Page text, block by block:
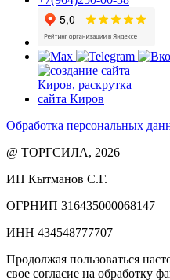
Обработка персональных
@ ТОРГСИЛА, 2026
ИП Кытманов С.Г.
ОГРНИП 316435000068147
ИНН 434548777707
Продолжая пользоваться
свое согласие на обработку